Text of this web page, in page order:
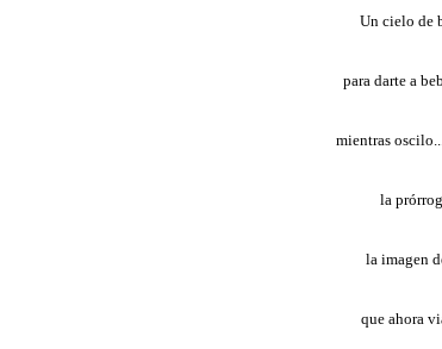
Un cielo de
para darte a
mientras
la
la imagen
que ahora